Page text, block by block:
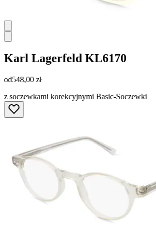
Karl Lagerfeld KL6170
od548,00 zł
z soczewkami korekcyjnymi Basic-Soczewki